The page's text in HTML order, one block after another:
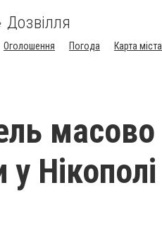
Дозвілля
Оголошення Погода Карта міста
масово
Нікополі